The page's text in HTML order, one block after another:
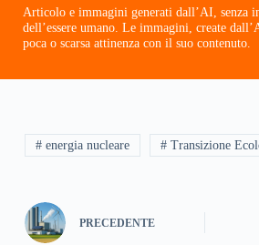
Articolo e immagini generati dall’AI, senza
dell’essere umano. Le immagini, create
poca o scarsa attinenza con il suo contenuto.
# energia nucleare # Transizione
PRECEDENTE